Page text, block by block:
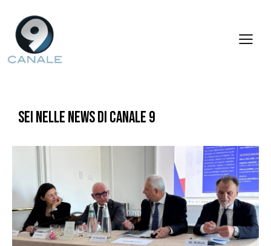
SEI NELLE NEWS DI CANALE 9